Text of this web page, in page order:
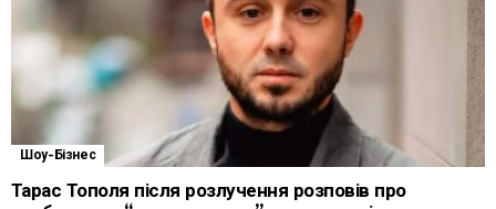
Шоу-Бізнес
Тарас Тополя після розлучення розповів про